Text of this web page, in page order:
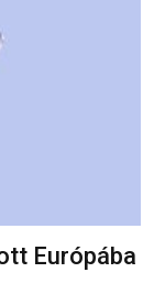
Európába